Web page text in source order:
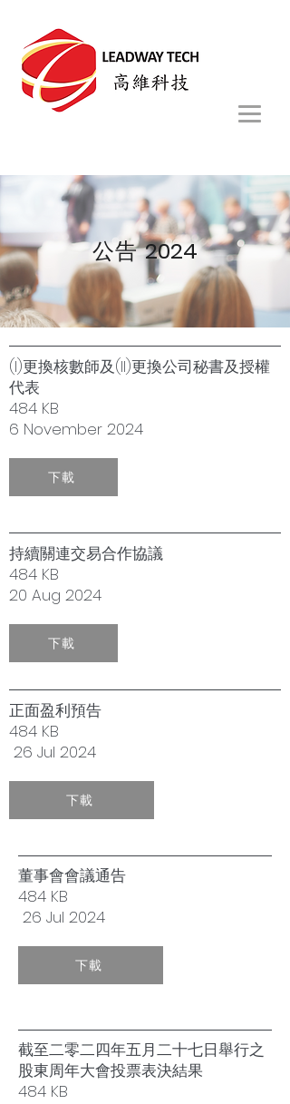
公告2024
(I)更換核數師及(II)更換公司秘書及授權
代表
484 KB
6 November 2024
下載
持續關連交易合作協議
484 KB
20 Aug 2024
下載
正面盈利預告
484 KB
26 Jul 2024
下載
董事會會議通告
484 KB
26 Jul 2024
下載
截至二零二四年五月二十七日舉行之
股東周年大會投票表決結果
484 KB